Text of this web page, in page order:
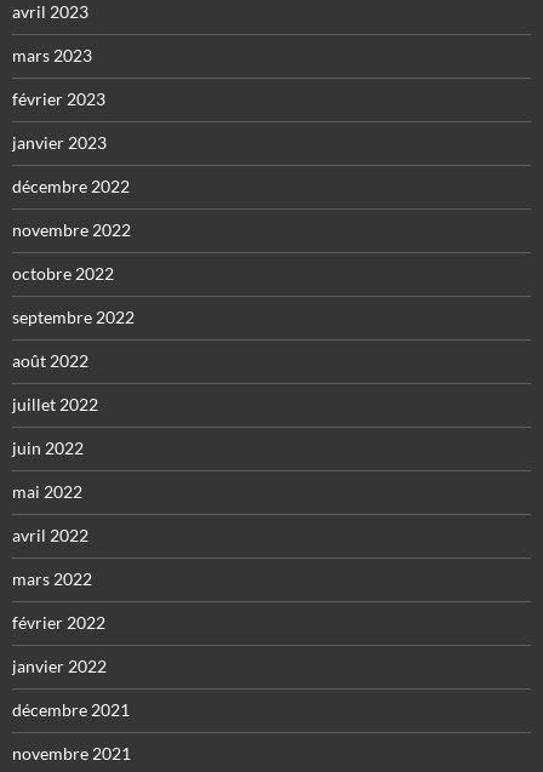
avril 2023
mars 2023
février 2023
janvier 2023
décembre 2022
novembre 2022
octobre 2022
septembre 2022
août 2022
juillet 2022
juin 2022
mai 2022
avril 2022
mars 2022
février 2022
janvier 2022
décembre 2021
novembre 2021